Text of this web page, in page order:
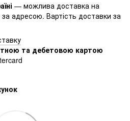
— можлива доставка на
адресою. Вартість доставки за
та дебетовою картою